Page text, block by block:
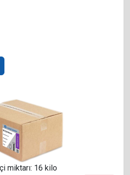
miktarı: 16 kilo